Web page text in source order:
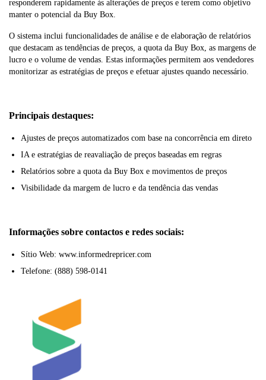
responderem rapidamente às alterações de preços e terem como objetivo
manter o potencial da Buy Box.
O sistema inclui funcionalidades de análise e de elaboração de relatórios
que destacam as tendências de preços, a quota da Buy Box, as margens de
lucro e o volume de vendas. Estas informações permitem aos vendedores
monitorizar as estratégias de preços e efetuar ajustes quando necessário.
Principais destaques:
Ajustes de preços automatizados com base na concorrência em direto
IA e estratégias de reavaliação de preços baseadas em regras
Relatórios sobre a quota da Buy Box e movimentos de preços
Visibilidade da margem de lucro e da tendência das vendas
Informações sobre contactos e redes sociais:
Sítio Web: www.informedrepricer.com
Telefone: (888) 598-0141